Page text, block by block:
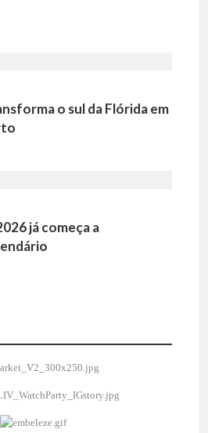
o sul da Flórida em
já começa a